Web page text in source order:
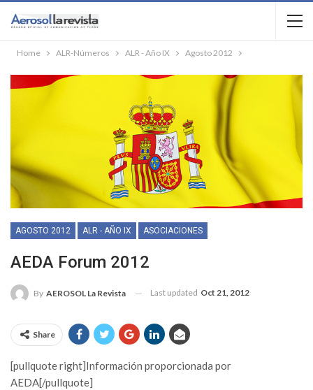
Home ALR-Números ALR - Año IX Agosto 2012
AGOSTO 2012 ALR - AÑO IX ASOCIACIONES
AEDA Forum 2012
By AEROSOL La Revista Last updated Oct 21, 2012
Share
[pullquote right]Información proporcionada por
AEDA[/pullquote]